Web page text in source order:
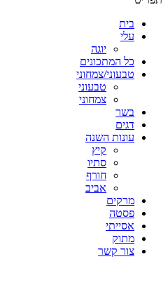
בית
עלי
יוגה
כל המתכונים
טבעוני/צמחוני
טבעוני
צמחוני
בשר
דגים
עונות השנה
קיץ
סתיו
חורף
אביב
מרקים
פסטה
אסייתי
מתוק
צור קשר